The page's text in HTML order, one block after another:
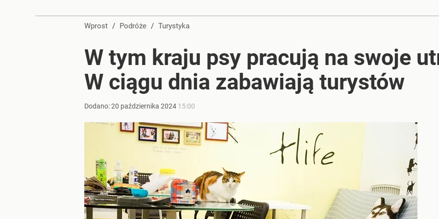
Wody siarczkowe, baseny i hotele. Tutaj stworzą nowe polskie uzdrowisko
Farmacja: wzrost pod presją. co czeka branżę do 2030 roku?
Wprost / Podróże / Turystyka
W tym kraju psy pracują na swoje
W ciągu dnia zabawiają turystów
Dodano:20 października 2024 15:00